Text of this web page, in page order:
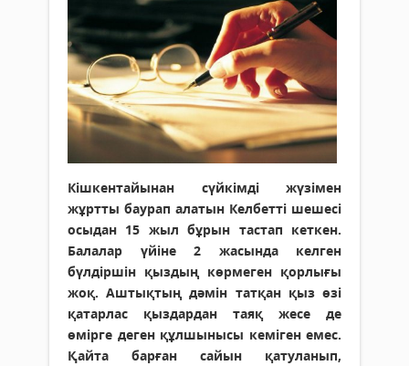
Кішкентайынан сүйкімді жүзімен
жұртты баурап алатын Келбетті шешесі
осыдан 15 жыл бұрын тастап кеткен.
Балалар үйіне 2 жасында келген
бүлдіршін қыздың көрмеген қорлығы
жоқ. Аштықтың дәмін татқан қыз өзі
қатарлас қыздардан таяқ жесе де
өмірге деген құлшынысы кеміген емес.
Қайта барған сайын қатуланып,